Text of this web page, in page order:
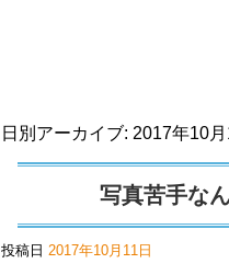
日別アーカイブ: 2017年10月
写真苦手な
投稿日 2017年10月11日